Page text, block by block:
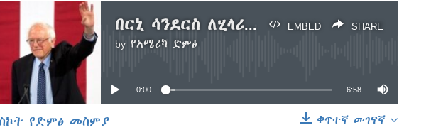
EMBED SHARE
በርኒ ሳንደርስ ለሂላሪ ክሊንተን ድጋፋቸውን በይፋ ሰጡ
by የአሜሪካ ድምፅ
No media source currently available
0:00 6:58
ቀጥተኛ መገናኛ
የድምፅ መስምያ